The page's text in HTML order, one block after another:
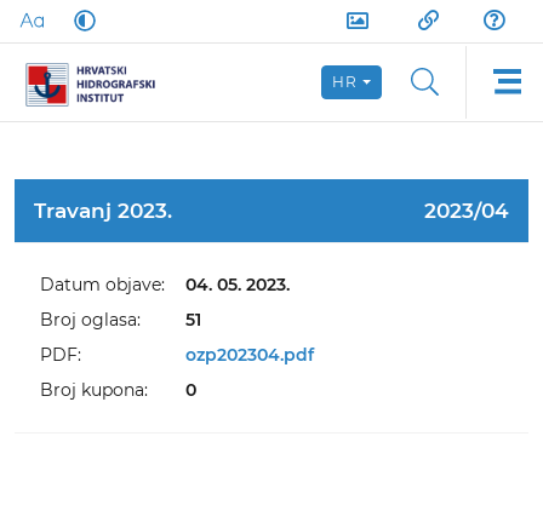
HR
Travanj 2023. 2023/04
Datum objave:
04. 05. 2023.
Broj oglasa:
51
PDF:
ozp202304.pdf
Broj kupona:
0